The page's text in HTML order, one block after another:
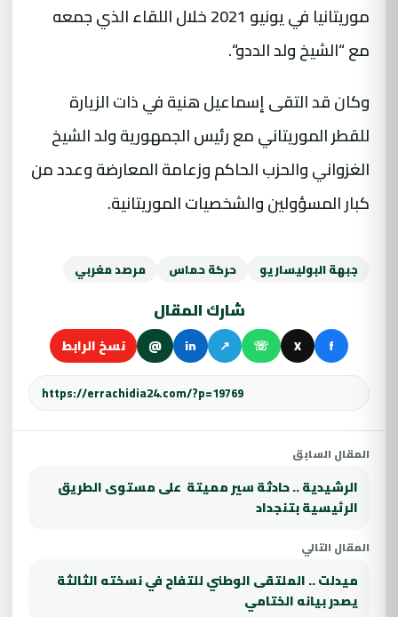
موريتانيا في يونيو 2021 خلال اللقاء الذي جمعه
مع “الشيخ ولد الددو“.
وكان قد التقى إسماعيل هنية في ذات الزيارة
للقطر الموريتاني مع رئيس الجمهورية ولد الشيخ
الغزواني والحزب الحاكم وزعامة المعارضة وعدد من
كبار المسؤولين والشخصيات الموريتانية.
جبهة البوليساريو حركة حماس مرصد مغربي
شارك المقال
f
X
☏
↗
in
@ نسخ الرابط
المقال السابق
الرشيدية .. حادثة سير مميتة على مستوى الطريق
الرئيسية بتنجداد
المقال التالي
ميدلت .. الملتقى الوطني للتفاح في نسخته الثالثة
يصدر بيانه الختامي